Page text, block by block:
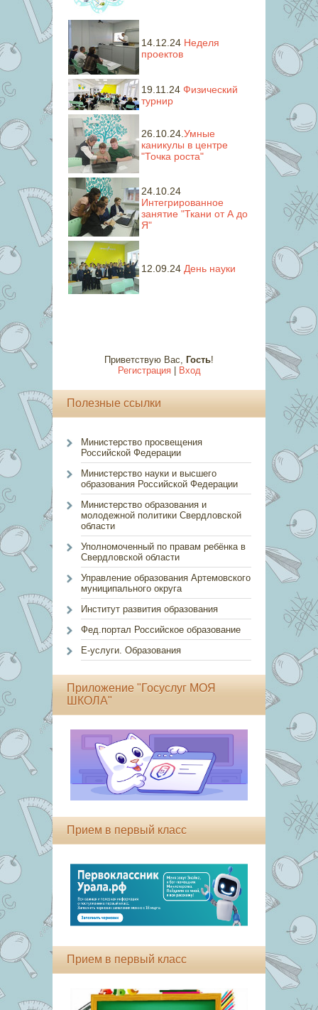
14.12.24 Неделя
проектов
19.11.24 Физический
турнир
26.10.24. Умные
каникулы в центре
"Точка роста"
24.10.24
Интегрированное
занятие "Ткани от А до
Я"
12.09.24 День науки
Приветствую Вас, Гость!
Регистрация| Вход
Полезные ссылки
Министерство просвещения
Российской Федерации
Министерство науки и высшего
образования Российской Федерации
Министерство образования и
молодежной политики Свердловской
области
Уполномоченный по правам ребёнка в
Свердловской области
Управление образования Артемовского
муниципального округа
Институт развития образования
Фед.портал Российское образование
Е-услуги. Образования
Приложение "Госуслуг МОЯ
ШКОЛА"
Прием в первый класс
Прием в первый класс